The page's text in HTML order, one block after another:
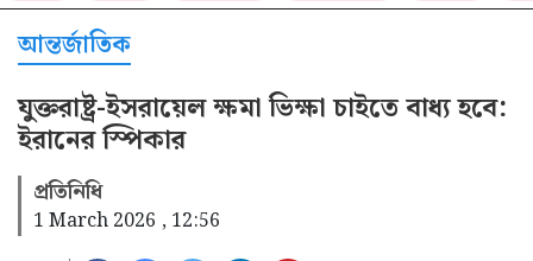
আন্তর্জাতিক
যুক্তরাষ্ট্র-ইসরায়েল ক্ষমা ভিক্ষা চাইতে বাধ্য হবে:
ইরানের স্পিকার
প্রতিনিধি
1 March 2026 , 12:56